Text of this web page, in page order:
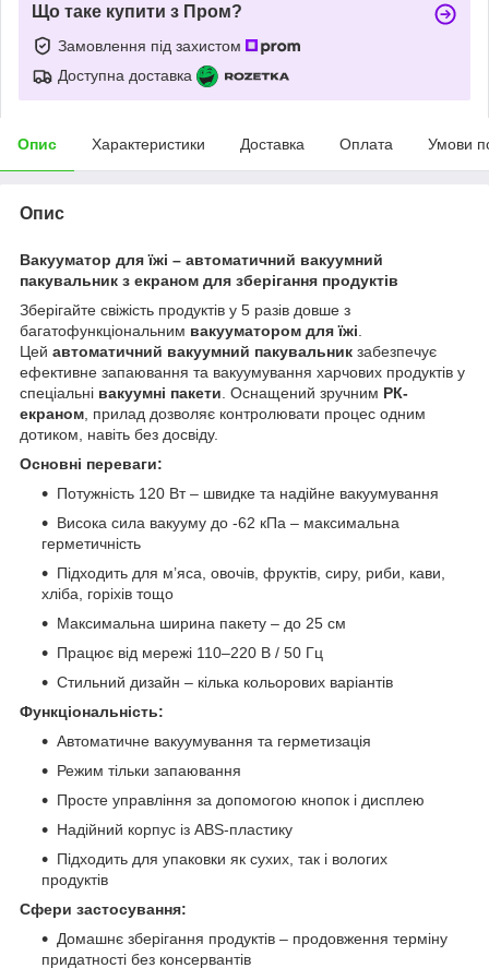
Що таке купити з Пром?
Замовлення під захистом
Доступна доставка
Опис Характеристики Доставка Оплата Умови
Опис
Вакууматор для їжі – автоматичний вакуумний
пакувальник з екраном для зберігання продуктів
Зберігайте свіжість продуктів у 5 разів довше з
багатофункціональним вакууматором для їжі
Цей автоматичний вакуумний пакувальник забезпечує
ефективне запаювання та вакуумування харчових продуктів у
спеціальні вакуумні пакети . Оснащений зручним РК-
екраном , прилад дозволяє контролювати процес одним
дотиком, навіть без досвіду.
Основні переваги:
Потужність 120 Вт – швидке та надійне вакуумування
Висока сила вакууму до -62 кПа – максимальна
герметичність
Підходить для м’яса, овочів, фруктів, сиру, риби, кави,
хліба, горіхів тощо
Максимальна ширина пакету – до 25 см
Працює від мережі 110–220 В / 50 Гц
Стильний дизайн – кілька кольорових варіантів
Функціональність:
Автоматичне вакуумування та герметизація
Режим тільки запаювання
Просте управління за допомогою кнопок і дисплею
Надійний корпус із ABS-пластику
Підходить для упаковки як сухих, так і вологих
продуктів
Сфери застосування:
Домашнє зберігання продуктів – продовження терміну
придатності без консервантів